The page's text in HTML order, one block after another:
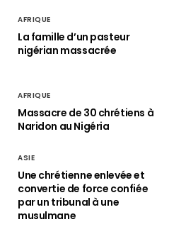
AFRIQUE
La famille d’un pasteur
nigérian massacrée
AFRIQUE
Massacre de 30 chrétiens à
Naridon au Nigéria
ASIE
Une chrétienne enlevée et
convertie de force confiée
par un tribunal à une
musulmane